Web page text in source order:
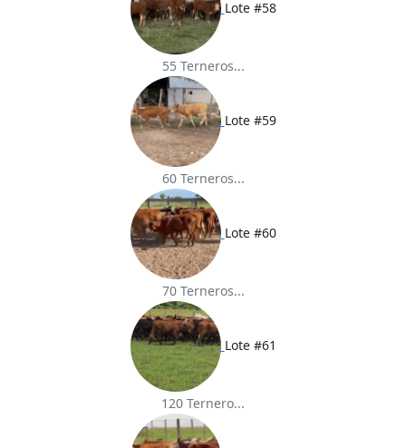
Lote #58
55 Terneros...
Lote #59
60 Terneros...
Lote #60
70 Terneros...
Lote #61
120 Ternero...